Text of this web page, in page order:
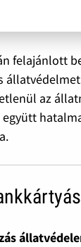
felajánlott
az